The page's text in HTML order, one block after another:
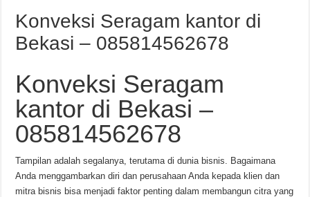
Konveksi Seragam kantor di
Bekasi – 085814562678
Konveksi Seragam
kantor di Bekasi –
085814562678
Tampilan adalah segalanya, terutama di dunia bisnis. Bagaimana
Anda menggambarkan diri dan perusahaan Anda kepada klien dan
mitra bisnis bisa menjadi faktor penting dalam membangun citra yang